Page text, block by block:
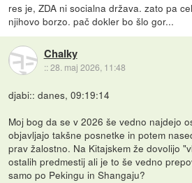
res je, ZDA ni socialna država. zato pa
njihovo borzo. pač dokler bo šlo gor...
Chalky
::28. maj 2026, 11:48
djabi:: danes, 09:19:14
Moj bog da se v 2026 še vedno najdejo
objavljajo takšne posnetke in potem
prav žalostno. Na Kitajskem že dovolijo
ostalih predmestij ali je to še vedno
samo po Pekingu in Shangaju?